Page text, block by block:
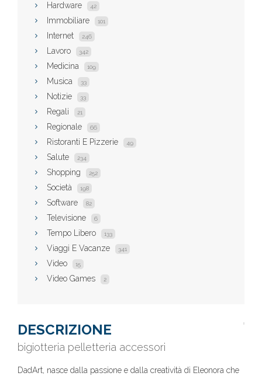
Hardware 42
Immobiliare 101
Internet 246
Lavoro 342
Medicina 109
Musica 33
Notizie 33
Regali 21
Regionale 66
Ristoranti E Pizzerie 49
Salute 234
Shopping 252
Società 198
Software 82
Televisione 6
Tempo Libero 133
Viaggi E Vacanze 341
Video 15
Video Games 2
DESCRIZIONE
bigiotteria pelletteria accessori
DadArt, nasce dalla passione e dalla creatività di Eleonora che